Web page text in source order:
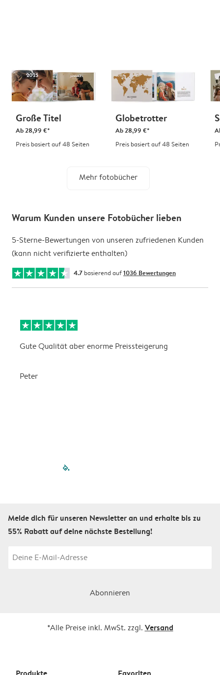
Große Titel
Ab28,99 €*
Preis basiert auf 48 Seiten
Globetrotter
Ab28,99 €*
Preis basiert auf 48 Seiten
Mehr fotobücher
Warum Kunden unsere Fotobücher lieben
5-Sterne-Bewertungen von unseren zufriedenen Kunden
(kann nicht verifizierte enthalten)
4.7 basierend auf1036 Bewertungen
Gute Qualität aber enorme Preissteigerung
Peter
filled-pagination
Melde dich für unseren Newsletter an und erhalte bis zu
55% Rabatt auf deine nächste Bestellung!
Abonnieren
*Alle Preise inkl. MwSt. zzgl. Versand